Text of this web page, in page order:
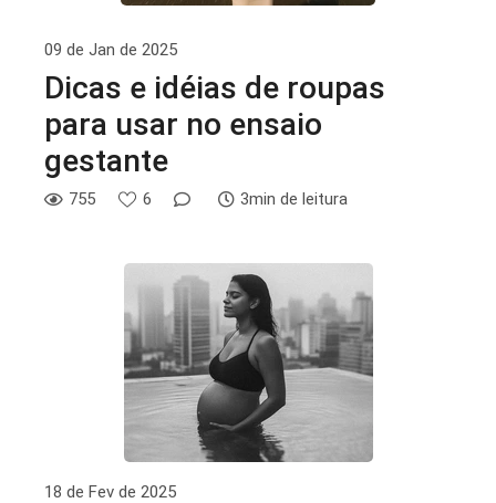
09 de Jan de 2025
Dicas e idéias de roupas
para usar no ensaio
gestante
755 6 3min de leitura
18 de Fev de 2025